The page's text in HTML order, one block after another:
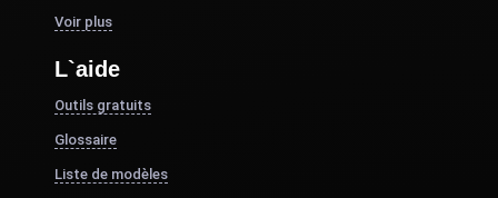
Voir plus
L`aide
Outils gratuits
Glossaire
Liste de modèles